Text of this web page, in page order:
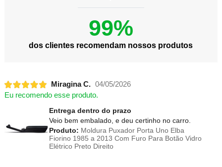
99%
dos clientes recomendam nossos produtos
Miragina C. 04/05/2026
Eu recomendo esse produto.
Entrega dentro do prazo
Veio bem embalado, e deu certinho no carro.
Produto: Moldura Puxador Porta Uno Elba
Fiorino 1985 a 2013 Com Furo Para Botão Vidro
Elétrico Preto Direito